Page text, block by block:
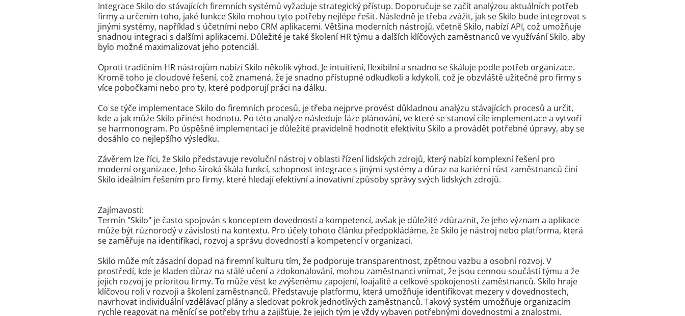
Integrace Skilo do stávajících firemních systémů vyžaduje strategický přístup. Doporučuje se začít analýzou aktuálních potřeb
firmy a určením toho, jaké funkce Skilo mohou tyto potřeby nejlépe řešit. Následně je třeba zvážit, jak se Skilo bude integrovat s
jinými systémy, například s účetními nebo CRM aplikacemi. Většina moderních nástrojů, včetně Skilo, nabízí API, což umožňuje
snadnou integraci s dalšími aplikacemi. Důležité je také školení HR týmu a dalších klíčových zaměstnanců ve využívání Skilo, aby
bylo možné maximalizovat jeho potenciál.
Oproti tradičním HR nástrojům nabízí Skilo několik výhod. Je intuitivní, flexibilní a snadno se škáluje podle potřeb organizace.
Kromě toho je cloudové řešení, což znamená, že je snadno přístupné odkudkoli a kdykoli, což je obzvláště užitečné pro firmy s
více pobočkami nebo pro ty, které podporují práci na dálku.
Co se týče implementace Skilo do firemních procesů, je třeba nejprve provést důkladnou analýzu stávajících procesů a určit,
kde a jak může Skilo přinést hodnotu. Po této analýze následuje fáze plánování, ve které se stanoví cíle implementace a vytvoří
se harmonogram. Po úspěšné implementaci je důležité pravidelně hodnotit efektivitu Skilo a provádět potřebné úpravy, aby se
dosáhlo co nejlepšího výsledku.
Závěrem lze říci, že Skilo představuje revoluční nástroj v oblasti řízení lidských zdrojů, který nabízí komplexní řešení pro
moderní organizace. Jeho široká škála funkcí, schopnost integrace s jinými systémy a důraz na kariérní růst zaměstnanců činí
Skilo ideálním řešením pro firmy, které hledají efektivní a inovativní způsoby správy svých lidských zdrojů.
Zajímavosti:
Termín "Skilo" je často spojován s konceptem dovedností a kompetencí, avšak je důležité zdůraznit, že jeho význam a aplikace
může být různorodý v závislosti na kontextu. Pro účely tohoto článku předpokládáme, že Skilo je nástroj nebo platforma, která
se zaměřuje na identifikaci, rozvoj a správu dovedností a kompetencí v organizaci.
Skilo může mít zásadní dopad na firemní kulturu tím, že podporuje transparentnost, zpětnou vazbu a osobní rozvoj. V
prostředí, kde je kladen důraz na stálé učení a zdokonalování, mohou zaměstnanci vnímat, že jsou cennou součástí týmu a že
jejich rozvoj je prioritou firmy. To může vést ke zvýšenému zapojení, loajalitě a celkové spokojenosti zaměstnanců. Skilo hraje
klíčovou roli v rozvoji a školení zaměstnanců. Představuje platformu, která umožňuje identifikovat mezery v dovednostech,
navrhovat individuální vzdělávací plány a sledovat pokrok jednotlivých zaměstnanců. Takový systém umožňuje organizacím
rychle reagovat na měnící se potřeby trhu a zajišťuje, že jejich tým je vždy vybaven potřebnými dovednostmi a znalostmi.